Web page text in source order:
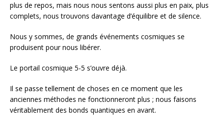
plus de repos, mais nous nous sentons aussi plus en paix, plus
complets, nous trouvons davantage d’équilibre et de silence.
Nous y sommes, de grands événements cosmiques se
produisent pour nous libérer.
Le portail cosmique 5-5 s’ouvre déjà.
Il se passe tellement de choses en ce moment que les
anciennes méthodes ne fonctionneront plus ; nous faisons
véritablement des bonds quantiques en avant.